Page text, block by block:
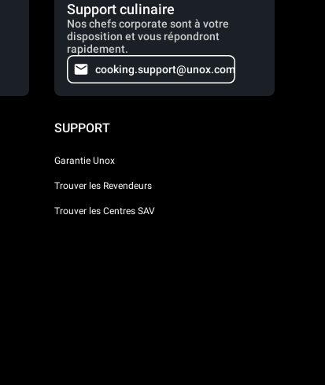
Support culinaire
Nos chefs corporate sont à votre
disposition et vous répondront
rapidement.
cooking.support@unox.com
SUPPORT
Garantie Unox
Trouver les Revendeurs
Trouver les Centres SAV